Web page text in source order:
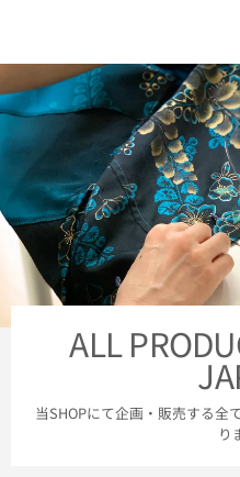
ALL
当SHOPにて企画・販売する全
り